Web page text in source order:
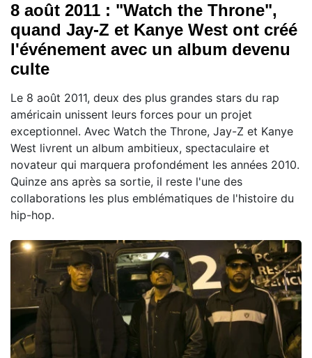
8 août 2011 : "Watch the Throne",
quand Jay-Z et Kanye West ont créé
l'événement avec un album devenu
culte
Le 8 août 2011, deux des plus grandes stars du rap
américain unissent leurs forces pour un projet
exceptionnel. Avec Watch the Throne, Jay-Z et Kanye
West livrent un album ambitieux, spectaculaire et
novateur qui marquera profondément les années 2010.
Quinze ans après sa sortie, il reste l'une des
collaborations les plus emblématiques de l'histoire du
hip-hop.